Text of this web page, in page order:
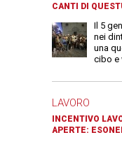
CANTI DI
Il 5
nei
una
cibo e
LAVORO
INCENTIVO
APERTE: